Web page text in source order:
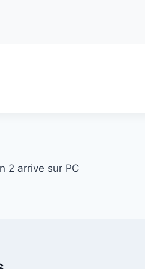
2 arrive sur PC